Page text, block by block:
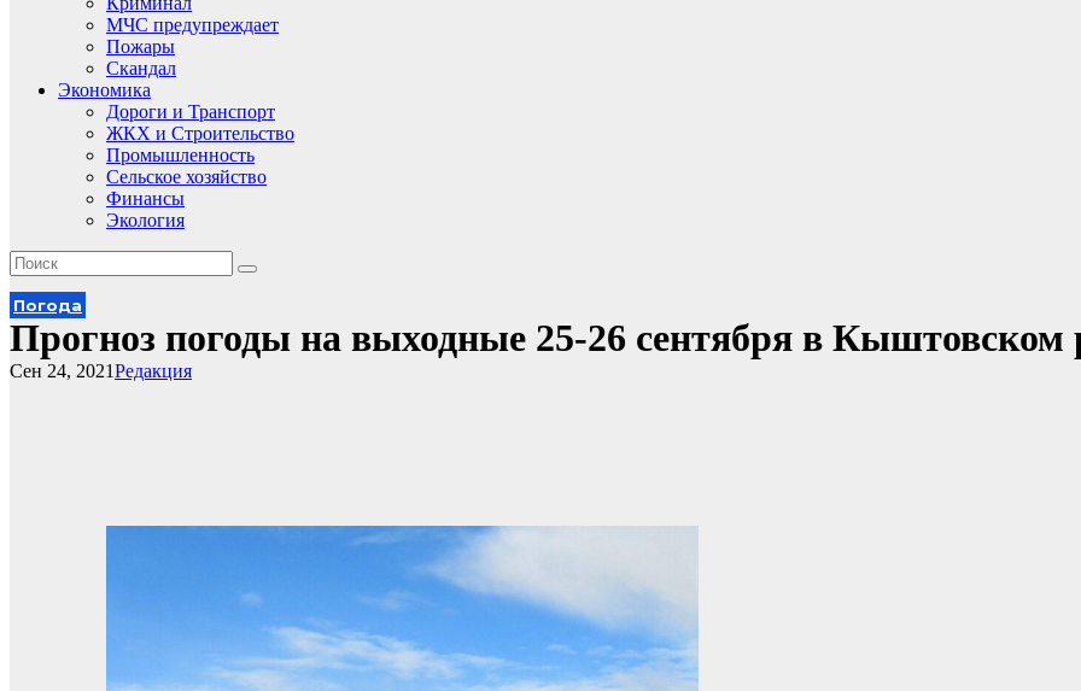
МЧС предупреждает
Пожары
Скандал
Экономика
Дороги и Транспорт
ЖКХ и Строительство
Промышленность
Сельское хозяйство
Финансы
Экология
Погода
Прогноз погоды на выходные 25-26 сентября в Кыштовском
Редакция
Сен 24, 2021